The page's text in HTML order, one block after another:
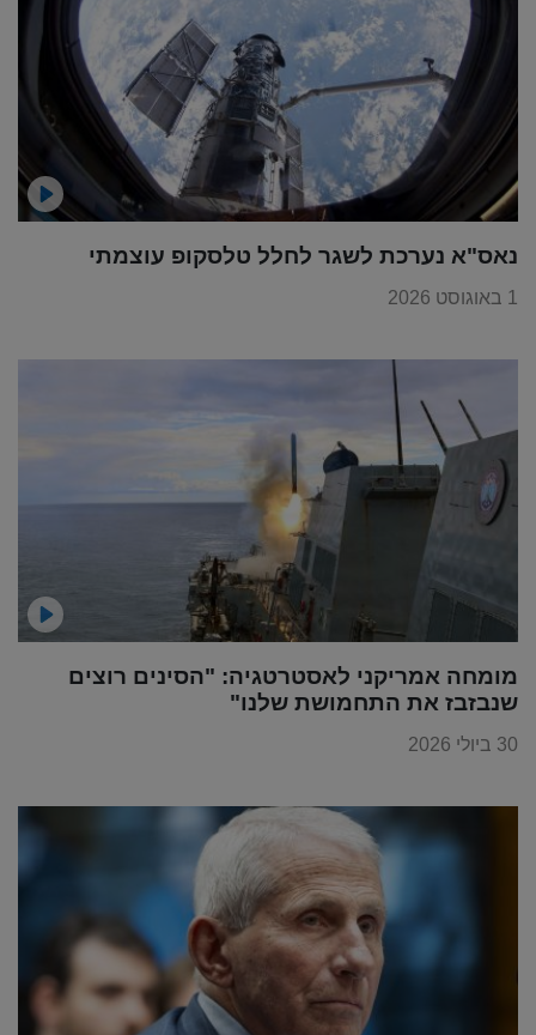
נאס"א נערכת לשגר לחלל טלסקופ עוצמתי
1 באוגוסט 2026
מומחה אמריקני לאסטרטגיה: "הסינים רוצים
שנבזבז את התחמושת שלנו"
30 ביולי 2026